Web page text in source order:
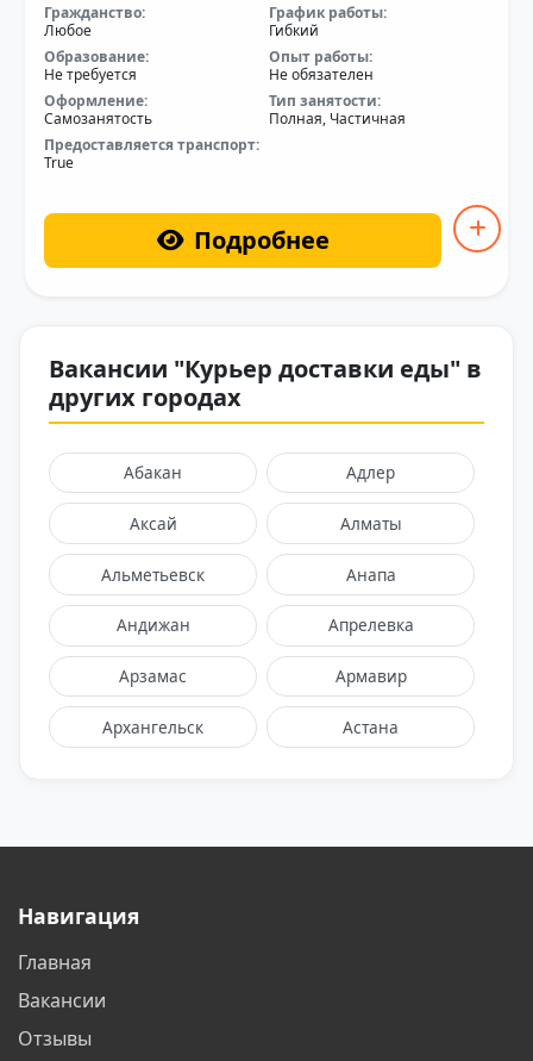
Гражданство:
Любое
График работы:
Гибкий
Образование:
Не требуется
Опыт работы:
Не обязателен
Оформление:
Самозанятость
Тип занятости:
Полная, Частичная
Предоставляется транспорт:
True
Подробнее
Вакансии "Курьер доставки еды" в
других городах
Абакан Адлер
Аксай Алматы
Альметьевск Анапа
Андижан Апрелевка
Арзамас Армавир
Архангельск Астана
Белореченск
Навигация
Главная
Вакансии
Отзывы